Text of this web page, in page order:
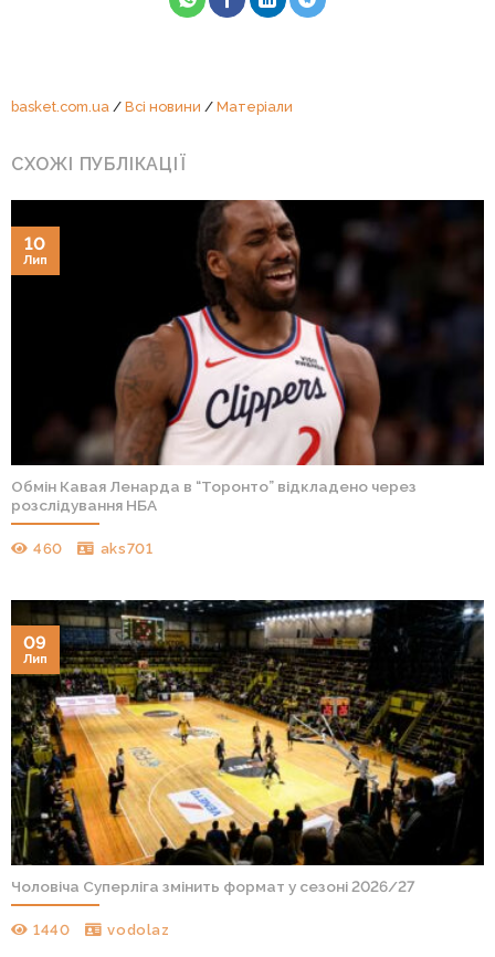
basket.com.ua/ Всі новини / Матеріали
СХОЖІ ПУБЛІКАЦІЇ
Обмін Кавая Ленарда в “Торонто” відкладено через
розслідування НБА
460 aks701
10
Лип
Чоловіча Суперліга змінить формат у сезоні 2026/27
1440 vodolaz
09
Лип